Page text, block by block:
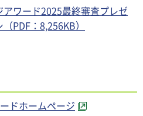
ワード2025最終審査プレゼ
PDF：8,256KB）
ドホームページ